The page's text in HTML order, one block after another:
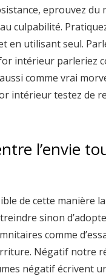
eprouvez du
culpabilité.
en utilisant seul.
intérieur parleriez
comme vrai
intérieur testez de
l’envie
de cette manière
sinon
comme
Négatif notre
négatif écrivent